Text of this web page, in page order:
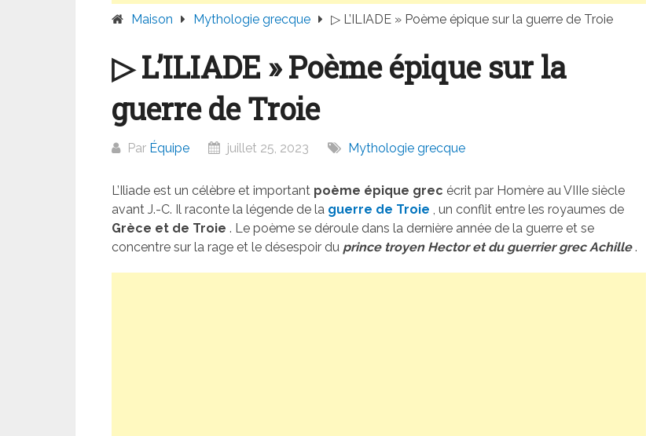
Maison Mythologie grecque ▷ L’ILIADE » Poème épique sur la guerre de Troie
▷ L’ILIADE » Poème épique sur la
guerre de Troie
Par Équipe juillet 25, 2023 Mythologie grecque
L’Iliade est un célèbre et important poème épique grec écrit par Homère au VIIIe siècle
avant J.-C. Il raconte la légende de la guerre de Troie , un conflit entre les royaumes de
Grèce et de Troie . Le poème se déroule dans la dernière année de la guerre et se
concentre sur la rage et le désespoir du prince troyen Hector et du guerrier grec Achille.